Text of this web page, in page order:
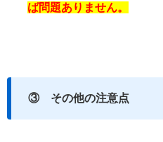
ば問題ありません。
③ その他の注意点